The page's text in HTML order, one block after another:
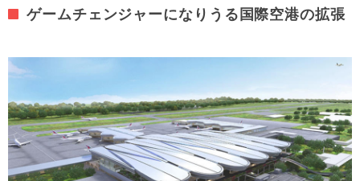
ゲームチェンジャーになりうる国際空港の拡張